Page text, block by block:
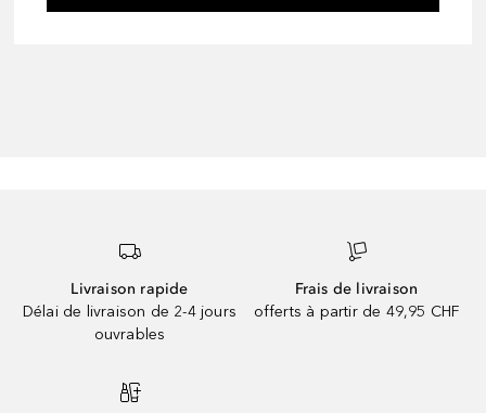
Livraison rapide
Délai de livraison de 2-4 jours
ouvrables
Frais de livraison
offerts à partir de 49,95 CHF